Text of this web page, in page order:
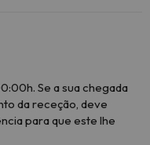
Se a sua chegada
da receção, deve
para que este lhe